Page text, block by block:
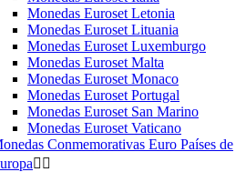
Monedas Euroset Letonia
Monedas Euroset Lituania
Monedas Euroset Luxemburgo
Monedas Euroset Malta
Monedas Euroset Monaco
Monedas Euroset Portugal
Monedas Euroset San Marino
Monedas Euroset Vaticano
Conmemorativas Euro Países de
 